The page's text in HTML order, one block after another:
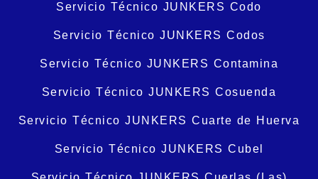
Servicio Técnico JUNKERS Codo
Servicio Técnico JUNKERS Codos
Servicio Técnico JUNKERS Contamina
Servicio Técnico JUNKERS Cosuenda
Servicio Técnico JUNKERS Cuarte de Huerva
Servicio Técnico JUNKERS Cubel